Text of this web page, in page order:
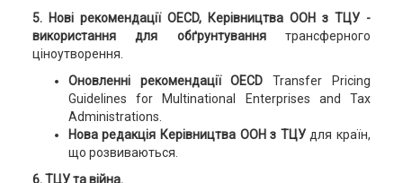
5. Нові рекомендації OECD, Керівництва ООН з ТЦУ -
використання для обґрунтуваннятрансферного
ціноутворення.
Оновленні рекомендації OECDTransfer Pricing
Guidelines for Multinational Enterprises and Tax
Administrations.
Нова редакція Керівництва ООН з ТЦУдля країн,
що розвиваються.
6. ТЦУ та війна.